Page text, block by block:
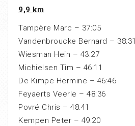
9,9 km
Tampère Marc – 37:05
Vandenbroucke Bernard – 38:31
Wiesman Hein – 43:27
Michielsen Tim – 46:11
De Kimpe Hermine – 46:46
Feyaerts Veerle – 48:36
Povré Chris – 48:41
Kempen Peter – 49:20